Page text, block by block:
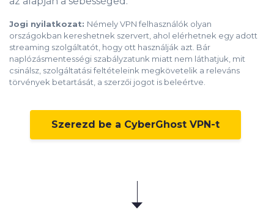
Jogi nyilatkozat: Némely VPN felhasználók olyan
országokban kereshetnek szervert, ahol elérhetnek egy adott
streaming szolgáltatót, hogy ott használják azt. Bár
naplózásmentességi szabályzatunk miatt nem láthatjuk, mit
csinálsz, szolgáltatási feltételeink megkövetelik a releváns
törvények betartását, a szerzői jogot is beleértve.
Szerezd be a CyberGhost VPN-t